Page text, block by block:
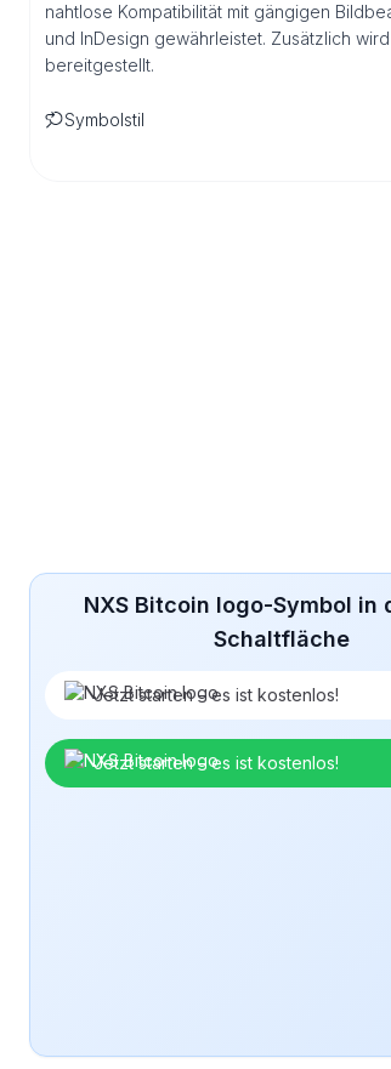
nahtlose Kompatibilität mit gängigen
und InDesign gewährleistet. Zusätzlich
bereitgestellt.
Symbolstil
NXS Bitcoin logo-Symbol in
Schaltfläche
Jetzt starten – es ist kostenlos!
Jetzt starten – es ist kostenlos!